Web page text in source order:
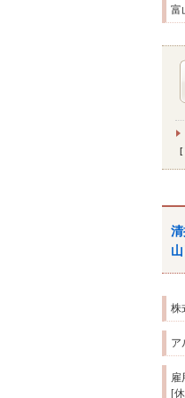
富
山
株
ア
雇
[